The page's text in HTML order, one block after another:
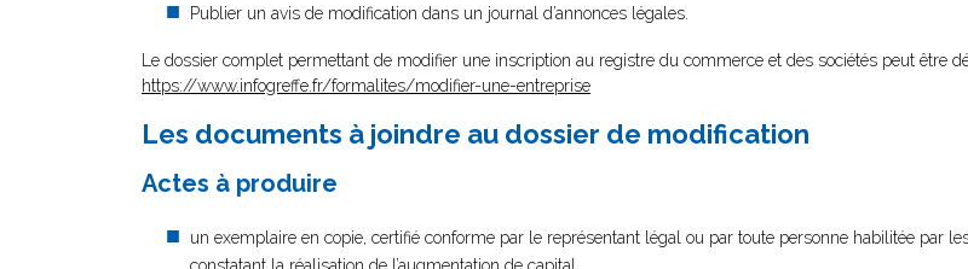
Publier un avis de modification dans un journal d’annonces légales.
Le dossier complet permettant de modifier une inscription au registre du commerce et des sociétés peut être
https://www.infogreffe.fr/formalites/modifier-une-entreprise
Les documents à joindre au dossier de modification
Actes à produire
un exemplaire en copie, certifié conforme par le représentant légal ou par toute personne habilitée par